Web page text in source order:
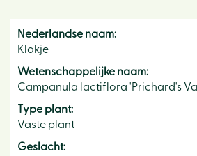
Nederlandse naam:
Klokje
Wetenschappelijke naam:
Campanula lactiflora 'Prichard's
Type plant:
Vaste plant
Geslacht: